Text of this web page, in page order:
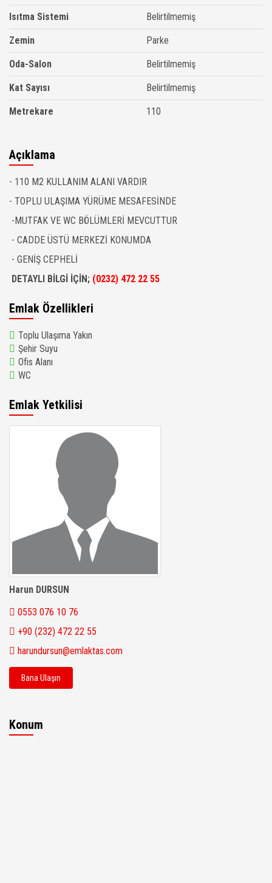
Isıtma Sistemi Belirtilmemiş
Zemin Parke
Oda-Salon Belirtilmemiş
Kat Sayısı Belirtilmemiş
Metrekare 110
Açıklama
- 110 M2 KULLANIM ALANI VARDIR
- TOPLU ULAŞIMA YÜRÜME MESAFESİNDE
-MUTFAK VE WC BÖLÜMLERİ MEVCUTTUR
- CADDE ÜSTÜ MERKEZİ KONUMDA
- GENİŞ CEPHELİ
DETAYLI BİLGİ İÇİN; (0232) 472 22 55
Emlak Özellikleri
Toplu Ulaşıma Yakın
Şehir Suyu
Ofis Alanı
WC
Emlak Yetkilisi
Harun DURSUN
0553 076 10 76
+90 (232) 472 22 55
harundursun@emlaktas.com
Bana Ulaşın
Konum